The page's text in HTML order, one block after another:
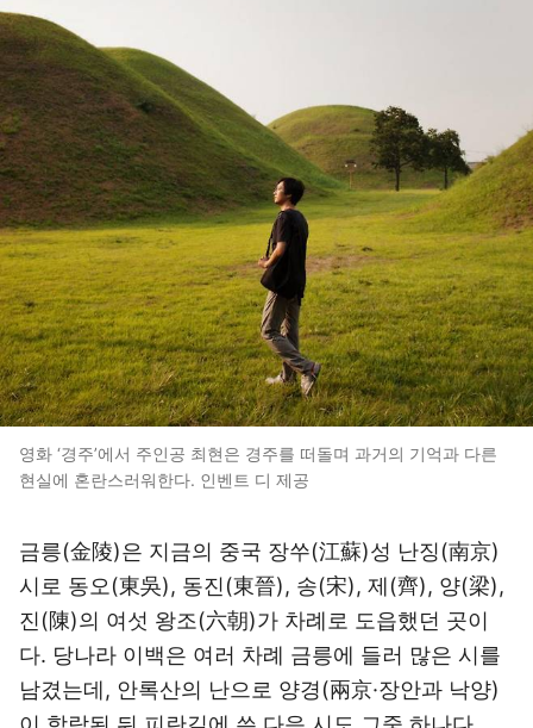
영화 ‘경주’에서 주인공 최현은 경주를 떠돌며 과거의 기억과 다른
현실에 혼란스러워한다. 인벤트 디 제공
금릉(金陵)은 지금의 중국 장쑤(江蘇)성 난징(南京)
시로 동오(東吳), 동진(東晉), 송(宋), 제(齊), 양(梁),
진(陳)의 여섯 왕조(六朝)가 차례로 도읍했던 곳이
다. 당나라 이백은 여러 차례 금릉에 들러 많은 시를
남겼는데, 안록산의 난으로 양경(兩京·장안과 낙양)